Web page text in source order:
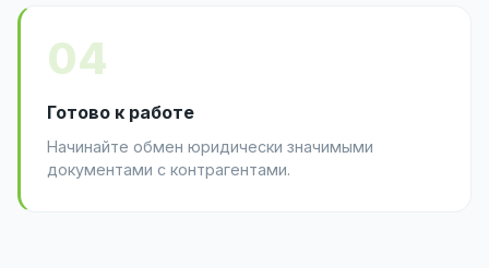
04
Готово к работе
Начинайте обмен юридически значимыми
документами с контрагентами.